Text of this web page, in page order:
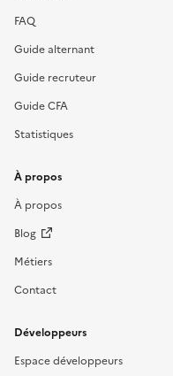
FAQ
Guide alternant
Guide recruteur
Guide CFA
Statistiques
À propos
À propos
Blog
Métiers
Contact
Développeurs
Espace développeurs